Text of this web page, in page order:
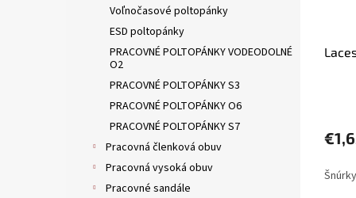
Voľnočasové poltopánky
ESD poltopánky
PRACOVNÉ POLTOPÁNKY VODEODOLNÉ
O2
PRACOVNÉ POLTOPÁNKY S3
PRACOVNÉ POLTOPÁNKY O6
PRACOVNÉ POLTOPÁNKY S7
Pracovná členková obuv
Pracovná vysoká obuv
Pracovné sandále